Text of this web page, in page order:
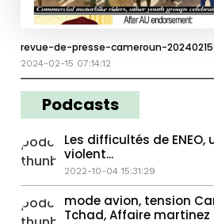
revue-de-presse-cameroun-20240215
2024-02-15 07:14:12
Podcasts
Les difficultés de
violent...
2022-10-04 15:31:29
mode avion, tension
Tchad, Affaire martinez